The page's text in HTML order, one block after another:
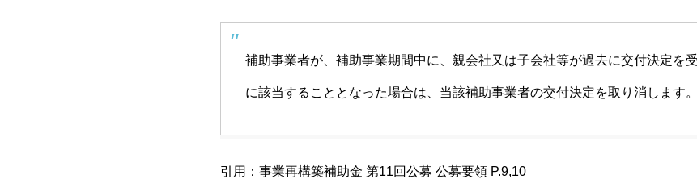
補助事業者が、補助事業期間中に、親会社又は子会社等が過去に交付決定を
に該当することとなった場合は、当該補助事業者の交付決定を取り消します。
引用： 事業再構築補助金 第11回公募 公募要領 P.9,10